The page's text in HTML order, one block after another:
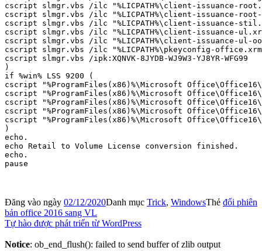
cscript slmgr.vbs /ilc "%LICPATH%\client-issuance-
cscript slmgr.vbs /ilc "%LICPATH%\client-issuance-
cscript slmgr.vbs /ilc "%LICPATH%\client-issuance-
cscript slmgr.vbs /ilc "%LICPATH%\client-issuance-
cscript slmgr.vbs /ilc "%LICPATH%\client-issuance-ul-
cscript slmgr.vbs /ilc "%LICPATH%\pkeyconfig-
cscript slmgr.vbs /ipk:XQNVK-8JYDB-WJ9W3-YJ8YR-WFG99
)
if %win% LSS 9200 (
cscript "%ProgramFiles(x86)%\Microsoft
cscript "%ProgramFiles(x86)%\Microsoft
cscript "%ProgramFiles(x86)%\Microsoft
cscript "%ProgramFiles(x86)%\Microsoft
cscript "%ProgramFiles(x86)%\Microsoft
)
echo.
echo Retail to Volume License conversion finished.
echo.
Đăng vào ngày 02/12/2020Danh mục Trick, WindowsThẻ đổi phiên
bản office 2016 sang VL
Tự hào được phát triển từ WordPress
Notice: ob_end_flush(): failed to send buffer of zlib output